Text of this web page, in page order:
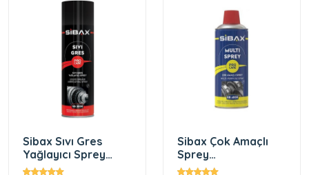
Sibax Sıvı Gres
Yağlayıcı Sprey
SB3000(500mL)
Sibax Çok Amaçlı
Sprey
SB4000(400mL)